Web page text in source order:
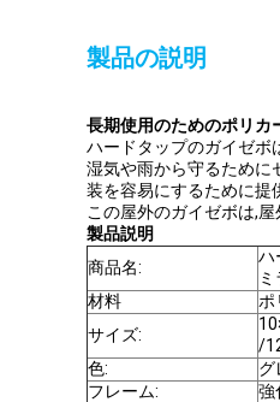
製品の説明
長期使用のためのポリカ
ハードタップのガイゼボ
湿気や雨から守るために
装を容易にするために提
この屋外のガイゼボは,
製品説明
商品名:
ハ
材料
ポ
サイズ:
/
色:
グ
フレーム:
強